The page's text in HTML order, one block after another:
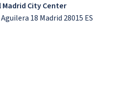
City Center
18 Madrid 28015 ES